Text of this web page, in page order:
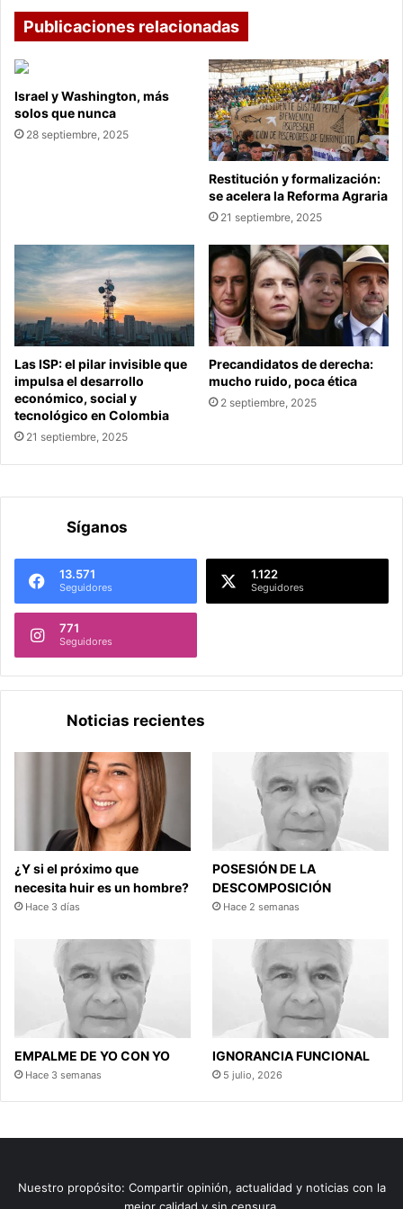
Publicaciones relacionadas
Israel y Washington, más
solos que nunca
28 septiembre, 2025
Restitución y formalización:
se acelera la Reforma Agraria
21 septiembre, 2025
Las ISP: el pilar invisible que
impulsa el desarrollo
económico, social y
tecnológico en Colombia
21 septiembre, 2025
Precandidatos de derecha:
mucho ruido, poca ética
2 septiembre, 2025
Síganos
13.571
Seguidores
1.122
Seguidores
771
Seguidores
Noticias recientes
¿Y si el próximo que
necesita huir es un hombre?
Hace 3 días
POSESIÓN DE LA
DESCOMPOSICIÓN
Hace 2 semanas
EMPALME DE YO CON YO
Hace 3 semanas
IGNORANCIA FUNCIONAL
5 julio, 2026
Nuestro propósito: Compartir opinión, actualidad y noticias con la